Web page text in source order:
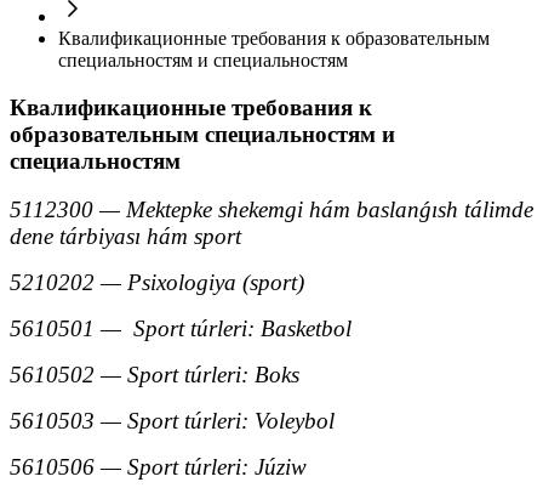
Квалификационные требования к образовательным
специальностям и специальностям
Квалификационные требования к
образовательным специальностям и
специальностям
5112300 — Mektepke shekemgi hám baslanǵısh tálimde
dene tárbiyası hám sport
5210202 — Psixologiya (sport)
5610501 — Sport túrleri: Basketbol
5610502 — Sport túrleri: Boks
5610503 — Sport túrleri: Voleybol
5610506 — Sport túrleri: Júziw